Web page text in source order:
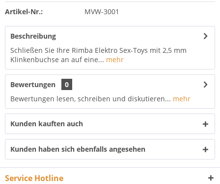
Artikel-Nr.: MVW-3001
Beschreibung
Schließen Sie Ihre Rimba Elektro Sex-Toys mit 2,5 mm
Klinkenbuchse an auf eine... mehr
Bewertungen
0
Bewertungen lesen, schreiben und diskutieren... mehr
Kunden kauften auch
Kunden haben sich ebenfalls angesehen
Service Hotline